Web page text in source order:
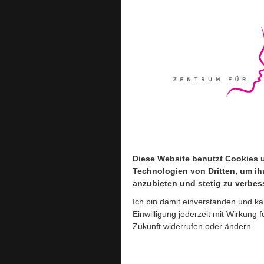
Diese Website benutzt Cookies
Technologien von Dritten, um
anzubieten und stetig zu
Ich bin damit einverstanden und
Einwilligung jederzeit mit Wirkung
Zukunft widerrufen oder ändern.
Diese Website benutzt Cookies
Technologien von Dritten, um
anzubieten und stetig zu
Ich bin damit einverstanden und
Einwilligung jederzeit mit Wirkung
Zukunft widerrufen oder ändern.